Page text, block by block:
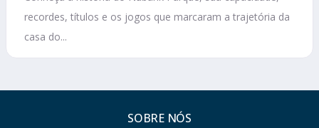
recordes, títulos e os jogos que marcaram a trajetória da
casa do...
SOBRE NÓS